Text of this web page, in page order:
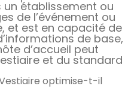
établissement ou
de l’événement ou
et est en capacité de
de base,
d’accueil peut
et du standard
optimise-t-il